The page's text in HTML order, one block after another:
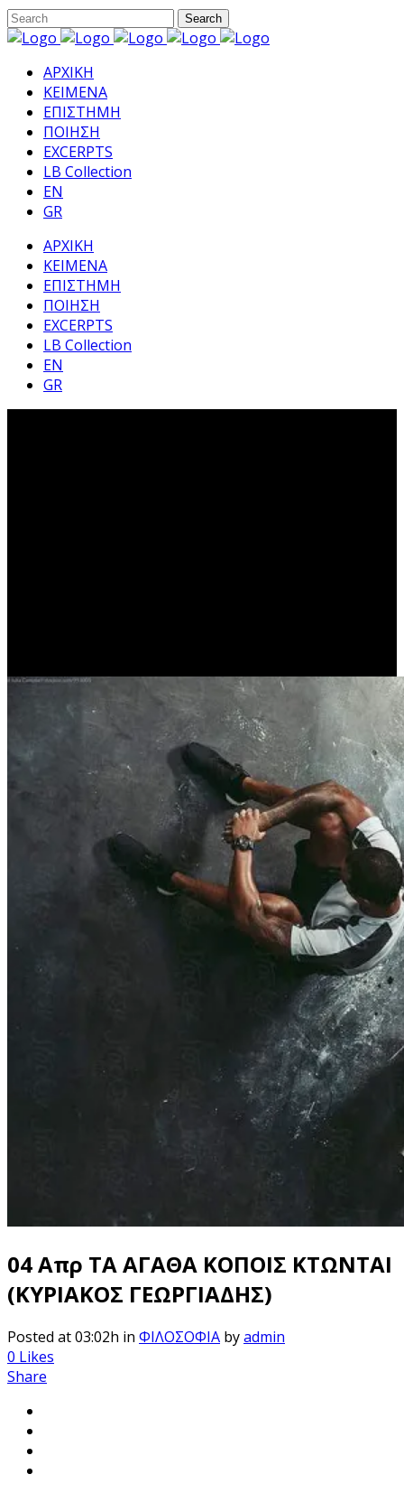
ΑΡΧΙΚΗ
ΚΕΙΜΕΝΑ
ΕΠΙΣΤΗΜΗ
ΠΟΙΗΣΗ
EXCERPTS
LB Collection
EN
GR
ΑΡΧΙΚΗ
ΚΕΙΜΕΝΑ
ΕΠΙΣΤΗΜΗ
ΠΟΙΗΣΗ
EXCERPTS
LB Collection
EN
GR
04 Απρ ΤΑ ΑΓΑΘΑ ΚΟΠΟΙΣ ΚΤΩΝΤΑΙ
(ΚΥΡΙΑΚΟΣ ΓΕΩΡΓΙΑΔΗΣ)
Posted at 03:02h in ΦΙΛΟΣΟΦΙΑ byadmin
0 Likes
Share